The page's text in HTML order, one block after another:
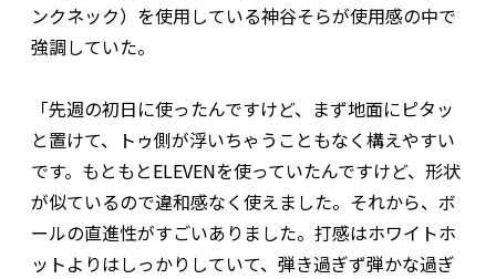
ンクネック）を使用している神谷そらが使用感の中で
強調していた。
「先週の初日に使ったんですけど、まず地面にピタッ
と置けて、トゥ側が浮いちゃうこともなく構えやすい
です。もともとELEVENを使っていたんですけど、形状
が似ているので違和感なく使えました。それから、ボ
ールの直進性がすごいありました。打感はホワイトホ
ットよりはしっかりしていて、弾き過ぎず弾かな過ぎ